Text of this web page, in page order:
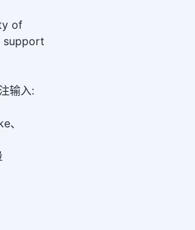
of
support
输入:
、